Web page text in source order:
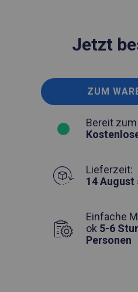
Jetzt
ZUM
Bereit
Lieferzeit:
14 August
Einfache
ok 5-6
Personen